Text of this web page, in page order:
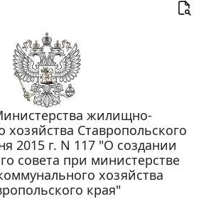
жилищно-
хозяйства Ставропольского
2015 г. N 117 "О создании
совета при министерстве
хозяйства
края"